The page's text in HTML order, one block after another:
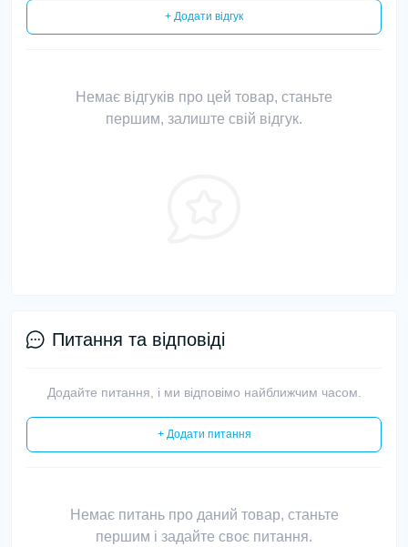
+ Додати відгук
Немає відгуків про цей товар, станьте
першим, залиште свій відгук.
Питання та відповіді
Додайте питання, і ми відповімо найближчим часом.
+ Додати питання
Немає питань про даний товар, станьте
першим і задайте своє питання.